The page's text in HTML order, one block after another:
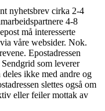
nyhetsbrev cirka 2-4
4-8
må interesserte
våre websider. Nok.
Epostadressen
som leverer
deles ikke med andre og
slettes også om
eller feiler mottak av